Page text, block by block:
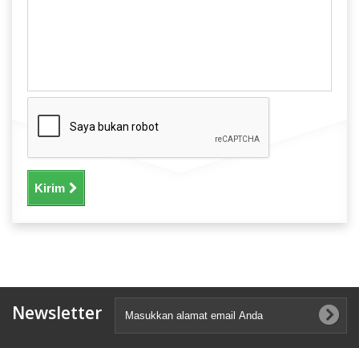
Kirim
Newsletter